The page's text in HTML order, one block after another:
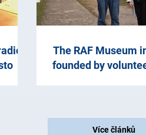
The RAF Museum
founded by
Více článků